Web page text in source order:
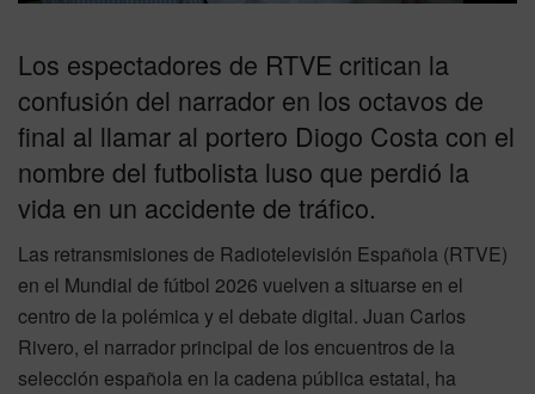
Los espectadores de RTVE critican la
confusión del narrador en los octavos de
final al llamar al portero Diogo Costa con el
nombre del futbolista luso que perdió la
vida en un accidente de tráfico.
Las retransmisiones de Radiotelevisión Española (RTVE)
en el Mundial de fútbol 2026 vuelven a situarse en el
centro de la polémica y el debate digital. Juan Carlos
Rivero, el narrador principal de los encuentros de la
selección española en la cadena pública estatal, ha